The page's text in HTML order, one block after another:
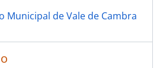
Municipal de Vale de Cambra